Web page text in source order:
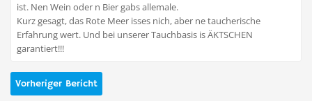
ist. Nen Wein oder n Bier gabs allemale.
Kurz gesagt, das Rote Meer isses nich, aber ne taucherische
Erfahrung wert. Und bei unserer Tauchbasis is ÄKTSCHEN
garantiert!!!
Vorheriger Bericht